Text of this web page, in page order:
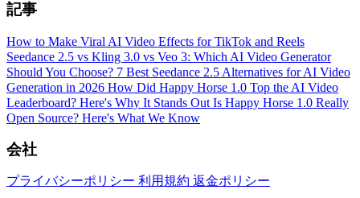
記事
How to Make Viral AI Video Effects for TikTok and Reels
Seedance 2.5 vs Kling 3.0 vs Veo 3: Which AI Video Generator
Should You Choose? 7 Best Seedance 2.5 Alternatives for AI Video
Generation in 2026 How Did Happy Horse 1.0 Top the AI Video
Leaderboard? Here's Why It Stands Out Is Happy Horse 1.0 Really
Open Source? Here's What We Know
会社
プライバシーポリシー 利用規約 返金ポリシー